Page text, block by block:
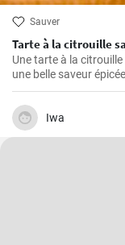
Sauver
Tarte à la citrouille
Une tarte à la
une belle saveur
Iwa